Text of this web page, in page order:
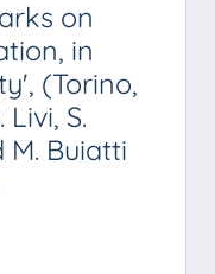
on
in
(Torino,
Livi, S.
M. Buiatti